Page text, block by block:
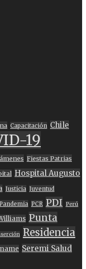
Capacitación Chile
19
Fiestas Patrias
Hospital Augusto
Justicia Juventud
PCR PDI Perú
Punta
Residencia
Seremi Salud